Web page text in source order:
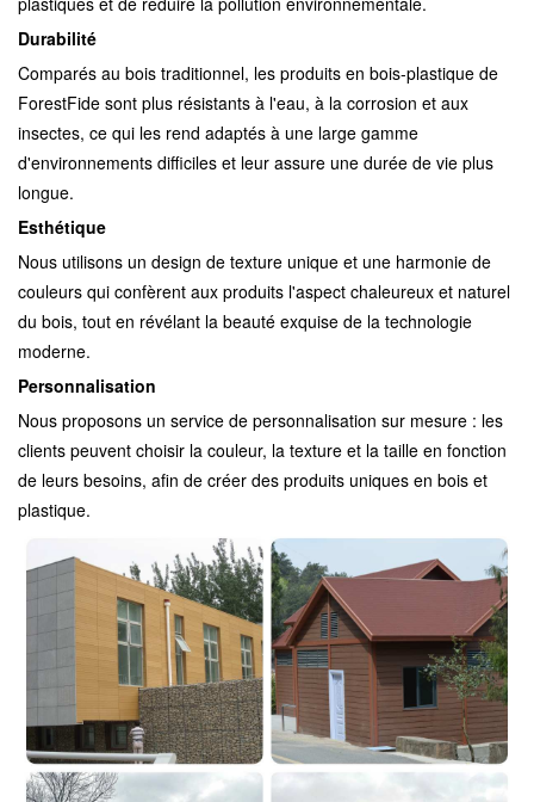
Durabilité
Comparés au bois traditionnel, les produits en bois-plastique de
ForestFide sont plus résistants à l'eau, à la corrosion et aux
insectes, ce qui les rend adaptés à une large gamme
d'environnements difficiles et leur assure une durée de vie plus
longue.
Esthétique
Nous utilisons un design de texture unique et une harmonie de
couleurs qui confèrent aux produits l'aspect chaleureux et naturel
du bois, tout en révélant la beauté exquise de la technologie
moderne.
Personnalisation
Nous proposons un service de personnalisation sur mesure : les
clients peuvent choisir la couleur, la texture et la taille en fonction
de leurs besoins, afin de créer des produits uniques en bois et
plastique.